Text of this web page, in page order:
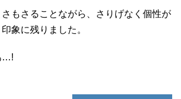
もさることながら、さりげなく個性が
象に残りました。
…!